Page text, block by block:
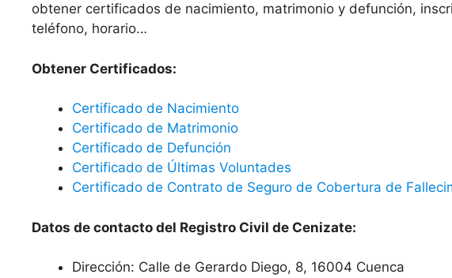
obtener certificados de nacimiento, matrimonio y defunción,
teléfono, horario…
Obtener Certificados:
Certificado de Nacimiento
Certificado de Matrimonio
Certificado de Defunción
Certificado de Últimas Voluntades
Certificado de Contrato de Seguro de Cobertura de
Datos de contacto del Registro Civil de Cenizate:
Dirección: Calle de Gerardo Diego, 8, 16004 Cuenca